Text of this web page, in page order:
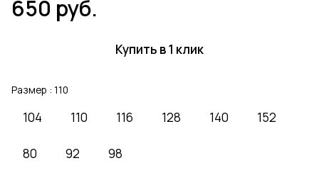
650 руб.
Купить в 1 клик
Размер : 110
104 110 116 128 140 152
80 92 98